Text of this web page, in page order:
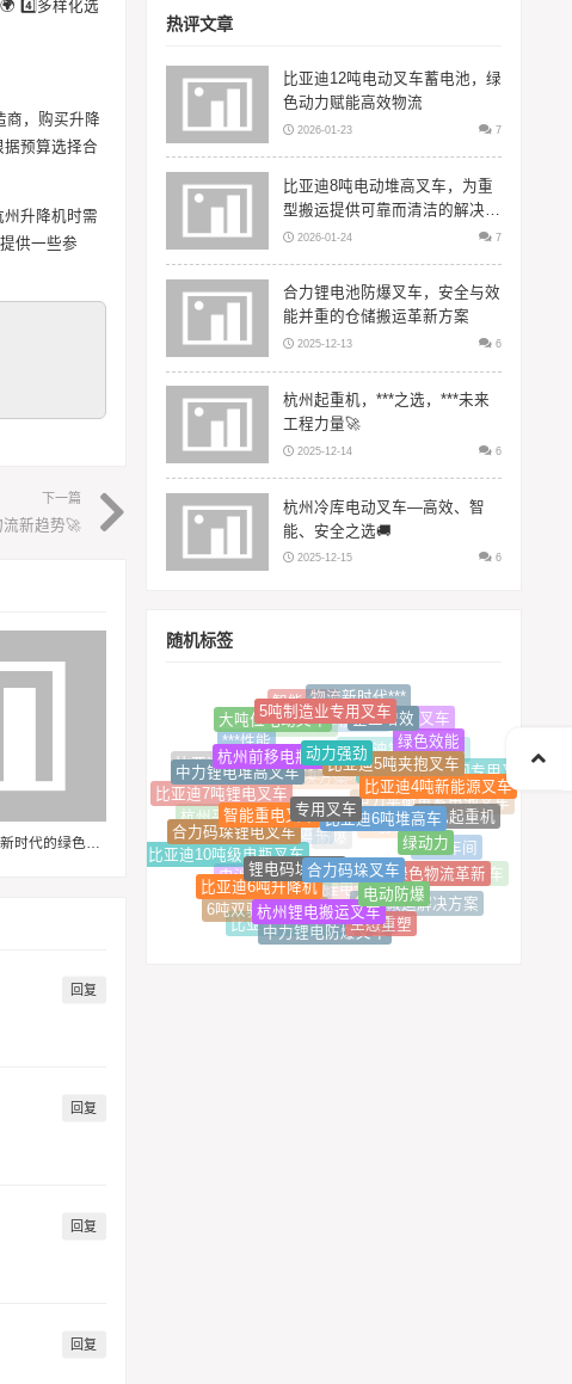
4️⃣多样化选
商，购买升降
预算选择合
升降机时需
供一些参
下一篇
新趋势🚀
杭州电瓶叉车，***物流新时代的绿色动力先锋🚜
回复
回复
回复
回复
热评文章
比亚迪12吨电动叉车蓄电池，绿
色动力赋能高效物流
2026-01-23 7
比亚迪8吨电动堆高叉车，为重
型搬运提供可靠而清洁的解决方
案2026-01-24 7
合力锂电池防爆叉车，安全与效
能并重的仓储搬运革新方案
2025-12-13 6
杭州起重机，***之选，***未来
工程力量🚀
2025-12-14 6
杭州冷库电动叉车—高效、智
能、安全之选🚚
2025-12-15 6
随机标签
节能叉车
高效物流
智能仓储物流新时代***
车间专用叉车
比亚迪锂电池叉车
比亚迪10吨冷库电动叉车
智能仓储解决方案（或
比亚迪8吨货柜专用叉车
***性能
大吨位电动叉车
5吨制造业专用叉车
企业增效
绿色效能
比亚迪10吨车间专用叉车
中力平衡重蓄电池叉车
5吨叉车
防爆
杭州仓储搬运车
杭州平衡重叉车
比亚迪7吨锂电叉车
中力锂电堆高叉车
杭州前移电瓶叉车
动力强劲
比亚迪5吨夹抱叉车
比亚迪4吨新能源叉车
绿色起重机
重型车间
比亚迪16吨四支点电动叉车
中力锂电仓储叉车
重载高效
电池之心
比亚迪10吨级电瓶叉车
合力码垛锂电叉车
智能重电叉车
专用叉车
比亚迪6吨堆高车
绿动力
绿色物流革新
锂电搬运解决方案
2吨叉车
比亚迪12吨纯电动叉车
6吨双驱锂电叉车
比亚迪6吨升降机
锂电码垛叉车合力码垛叉车
电动防爆
生态重塑
中力锂电防爆叉车
杭州锂电搬运叉车